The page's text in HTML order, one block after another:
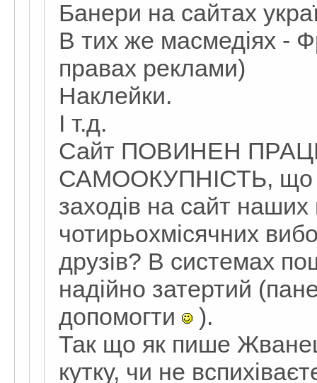
Банери на сайтах
В тих же масмедіях -
правах реклами)
Наклейки.
І т.д.
Сайт ПОВИНЕН
САМООКУПНІСТЬ, що є
заходів на сайт
чотирьохмісячних
друзів? В системах
надійно затертий
допомогти
).
Так що як пише
кутку, чи не